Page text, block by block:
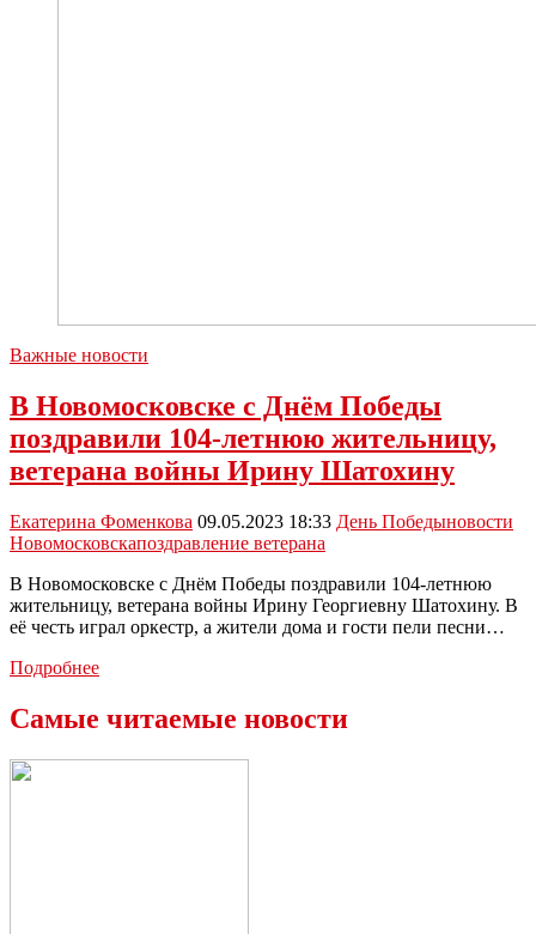
Важные новости
В Новомосковске с Днём Победы
поздравили 104-летнюю жительницу,
ветерана войны Ирину Шатохину
Екатерина Фоменкова 09.05.2023 18:33 День Победыновости
Новомосковскапоздравление ветерана
В Новомосковске с Днём Победы поздравили 104-летнюю
жительницу, ветерана войны Ирину Георгиевну Шатохину. В
её честь играл оркестр, а жители дома и гости пели песни…
ПодробнееВ
Днём
Самые читаемые новости